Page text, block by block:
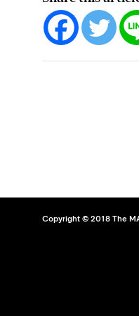
Copyright © 2018 The